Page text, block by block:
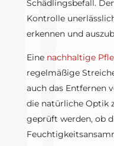
Schädlingsbefall.
Kontrolle
erkennen und
Eine nachhaltige
regelmäßige
auch das Entfernen
die natürliche Optik
geprüft werden, ob